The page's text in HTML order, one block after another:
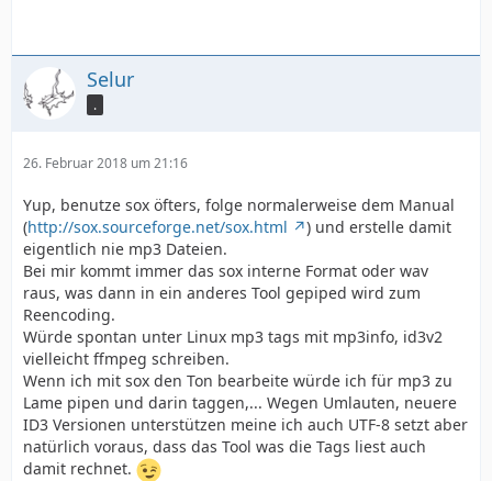
Selur
.
26. Februar 2018 um 21:16
Yup, benutze sox öfters, folge normalerweise dem Manual
(http://sox.sourceforge.net/sox.html
) und erstelle damit
eigentlich nie mp3 Dateien.
Bei mir kommt immer das sox interne Format oder wav
raus, was dann in ein anderes Tool gepiped wird zum
Reencoding.
Würde spontan unter Linux mp3 tags mit mp3info, id3v2
vielleicht ffmpeg schreiben.
Wenn ich mit sox den Ton bearbeite würde ich für mp3 zu
Lame pipen und darin taggen,... Wegen Umlauten, neuere
ID3 Versionen unterstützen meine ich auch UTF-8 setzt aber
natürlich voraus, dass das Tool was die Tags liest auch
damit rechnet.